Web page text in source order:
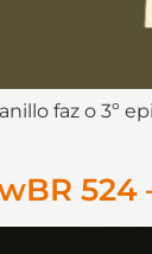
faz o 3º
524